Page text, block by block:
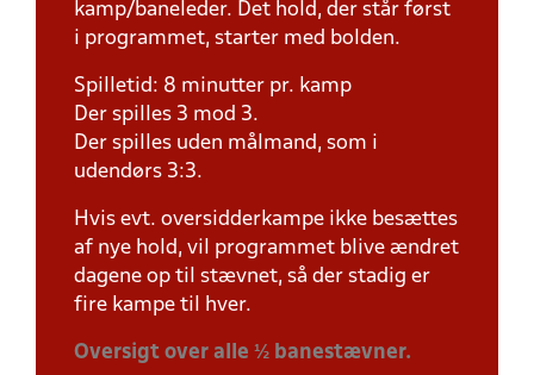
kamp/baneleder. Det hold, der står først
i programmet, starter med bolden.
Spilletid: 8 minutter pr. kamp
Der spilles 3 mod 3.
Der spilles uden målmand, som i
udendørs 3:3.
Hvis evt. oversidderkampe ikke besættes
af nye hold, vil programmet blive ændret
dagene op til stævnet, så der stadig er
fire kampe til hver.
Oversigt over alle ½ banestævner.